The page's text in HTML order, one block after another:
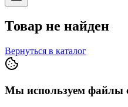
Товар не найден
Вернуться в каталог
Мы используем файлы